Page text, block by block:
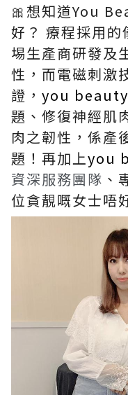
🎀 想知道You
好？ 療程採用
埸生產商研發及
性，而電磁刺激
證， you beauty
題、修復神經肌
肉之韌性，係產
題！再加上you
資深服務團隊 、
位貪靚嘅女士唔